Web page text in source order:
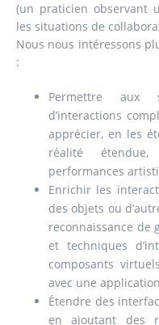
(un praticien observant
les situations de
Nous nous intéressons
:
Permettre aux
d’interactions
apprécier, en les
réalité
performances
Enrichir les
des objets ou
reconnaissance de
et techniques
composants
avec une
Étendre des
en ajoutant des